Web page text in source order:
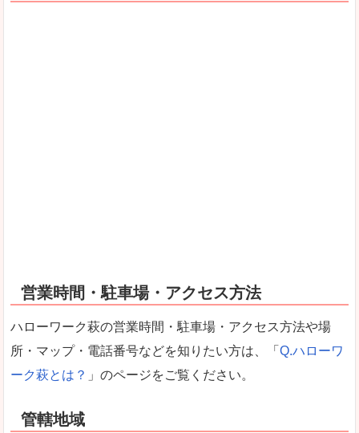
営業時間・駐車場・アクセス方法
ハローワーク萩の営業時間・駐車場・アクセス方法や場
所・マップ・電話番号などを知りたい方は、「 Q.ハローワ
ーク萩とは？ 」のページをご覧ください。
管轄地域